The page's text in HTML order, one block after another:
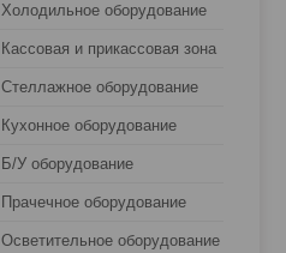
Холодильное оборудование
Кассовая и прикассовая зона
Стеллажное оборудование
Кухонное оборудование
Б/У оборудование
Прачечное оборудование
Осветительное оборудование